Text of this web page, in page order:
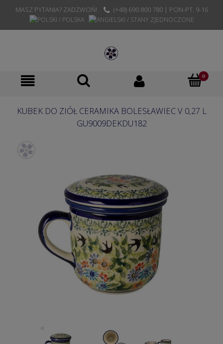
MASZ PYTANIA? ZADZWOŃ! (+48) 690 800 780 | PON-PT. 9-16
KUBEK DO ZIÓŁ CERAMIKA BOLESŁAWIEC V 0,27 L
GU9009DEKDU182